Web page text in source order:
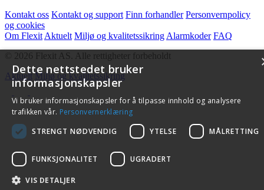
Kontakt oss Kontakt og support Finn forhandler Personvernpolicy
og cookies
Om Flexit Aktuelt Miljø og kvalitetssikring Alarmkoder FAQ
© 2026 Flexit AS. Alle rettigheter forbeholdt
Aktuelt Miljø og kvalitetssikring
Dette nettstedet bruker
informasjonskapsler
Vi bruker informasjonskapsler for å tilpasse innhold og analysere
trafikken vår. Personvernerklæring
STRENGT NØDVENDIG
YTELSE MÅLRETTING
FUNKSJONALITET UGRADERT
VIS DETALJER